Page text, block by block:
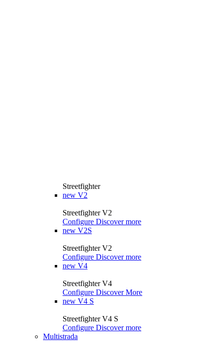
Streetfighter
new V2
Streetfighter V2
Configure Discover more
new V2S
Streetfighter V2
Configure Discover more
new V4
Streetfighter V4
Configure Discover More
new V4 S
Streetfighter V4 S
Configure Discover more
Multistrada